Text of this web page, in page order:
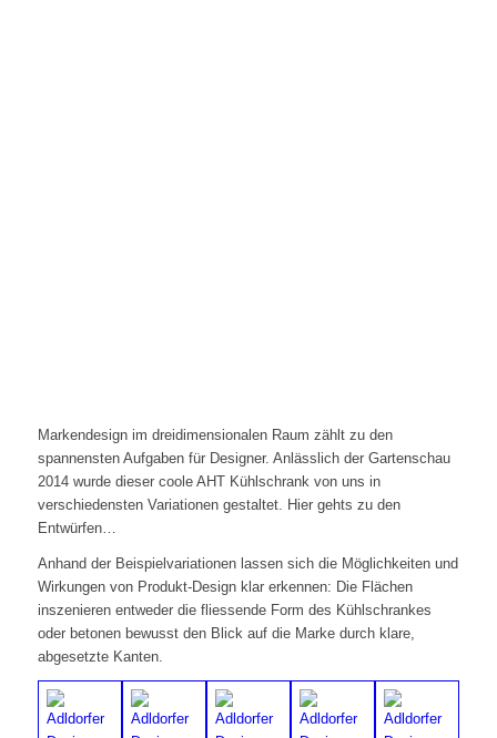
Markendesign im dreidimensionalen Raum zählt zu den
spannensten Aufgaben für Designer. Anlässlich der Gartenschau
2014 wurde dieser coole AHT Kühlschrank von uns in
verschiedensten Variationen gestaltet. Hier gehts zu den
Entwürfen…
Anhand der Beispielvariationen lassen sich die Möglichkeiten und
Wirkungen von Produkt-Design klar erkennen: Die Flächen
inszenieren entweder die fliessende Form des Kühlschrankes
oder betonen bewusst den Blick auf die Marke durch klare,
abgesetzte Kanten.